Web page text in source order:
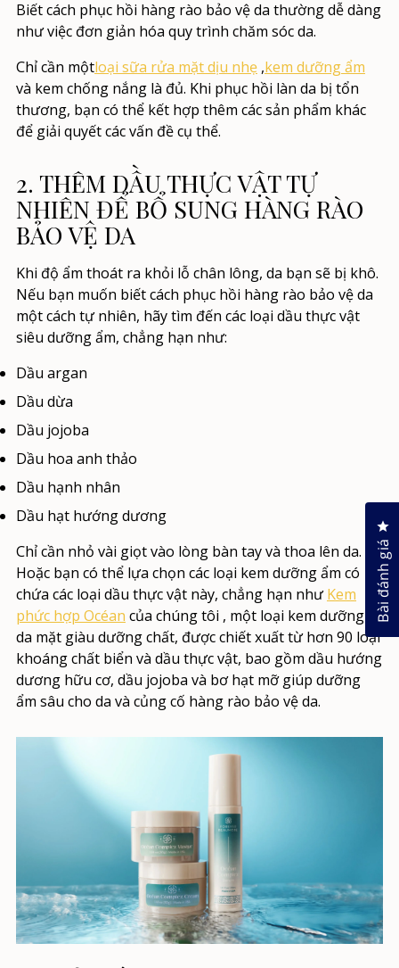
Biếtcách phục hồi hàng rào bảo vệ da thường dễ dàng
như việc đơn giản hóa quy trình chăm sóc da.
Chỉ cần mộtloại sữa rửa mặt dịu nhẹ ,kem dưỡng ẩm
và kem chống nắng là đủ. Khi phục hồi làn da bị tổn
thương, bạn có thể kết hợp thêm các sản phẩm khác
để giải quyết các vấn đề cụ thể.
2. THÊM DẦU THỰC VẬT TỰ
NHIÊN ĐỂ BỔ SUNG HÀNG RÀO
BẢO VỆ DA
Khi độ ẩm thoát ra khỏi lỗ chân lông, da bạn sẽ bị khô.
Nếu bạn muốn biếtcách phục hồi hàng rào bảo vệ da
một cách tự nhiên, hãy tìm đến các loại dầu thực vật
siêu dưỡng ẩm, chẳng hạn như:
Dầu argan
Dầu dừa
Dầu jojoba
Dầu hoa anh thảo
Dầu hạnh nhân
Dầu hạt hướng dương
Chỉ cần nhỏ vài giọt vào lòng bàn tay và thoa lên da.
Hoặc bạn có thể lựa chọn các loại kem dưỡng ẩm có
chứa các loại dầu thực vật này, chẳng hạn như Kem
phức hợp Océan của chúng tôi , một loại kem dưỡng
da mặt giàu dưỡng chất, được chiết xuất từ hơn 90 loại
khoáng chất biển và dầu thực vật, bao gồm dầu hướng
dương hữu cơ, dầu jojoba và bơ hạt mỡ giúp dưỡng
ẩm sâu cho da và củng cố hàng rào bảo vệ da.
Bài đánh giá